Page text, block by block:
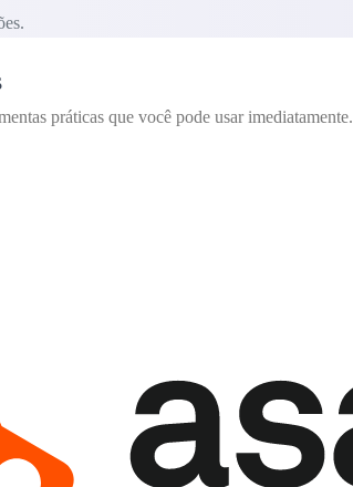
práticas que você pode usar imediatamente.